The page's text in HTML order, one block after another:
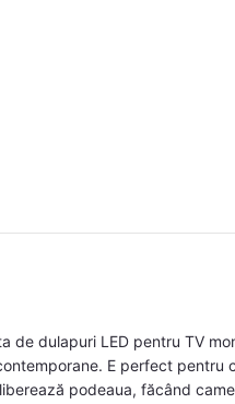
de dulapuri LED pentru TV
E perfect pentru
podeaua, făcând